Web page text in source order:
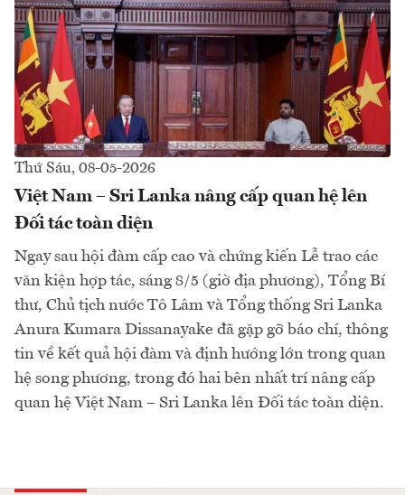
Thứ Sáu, 08-05-2026
Việt Nam – Sri Lanka nâng cấp quan hệ lên
Đối tác toàn diện
Ngay sau hội đàm cấp cao và chứng kiến Lễ trao các
văn kiện hợp tác, sáng 8/5 (giờ địa phương), Tổng Bí
thư, Chủ tịch nước Tô Lâm và Tổng thống Sri Lanka
Anura Kumara Dissanayake đã gặp gỡ báo chí, thông
tin về kết quả hội đàm và định hướng lớn trong quan
hệ song phương, trong đó hai bên nhất trí nâng cấp
quan hệ Việt Nam – Sri Lanka lên Đối tác toàn diện.